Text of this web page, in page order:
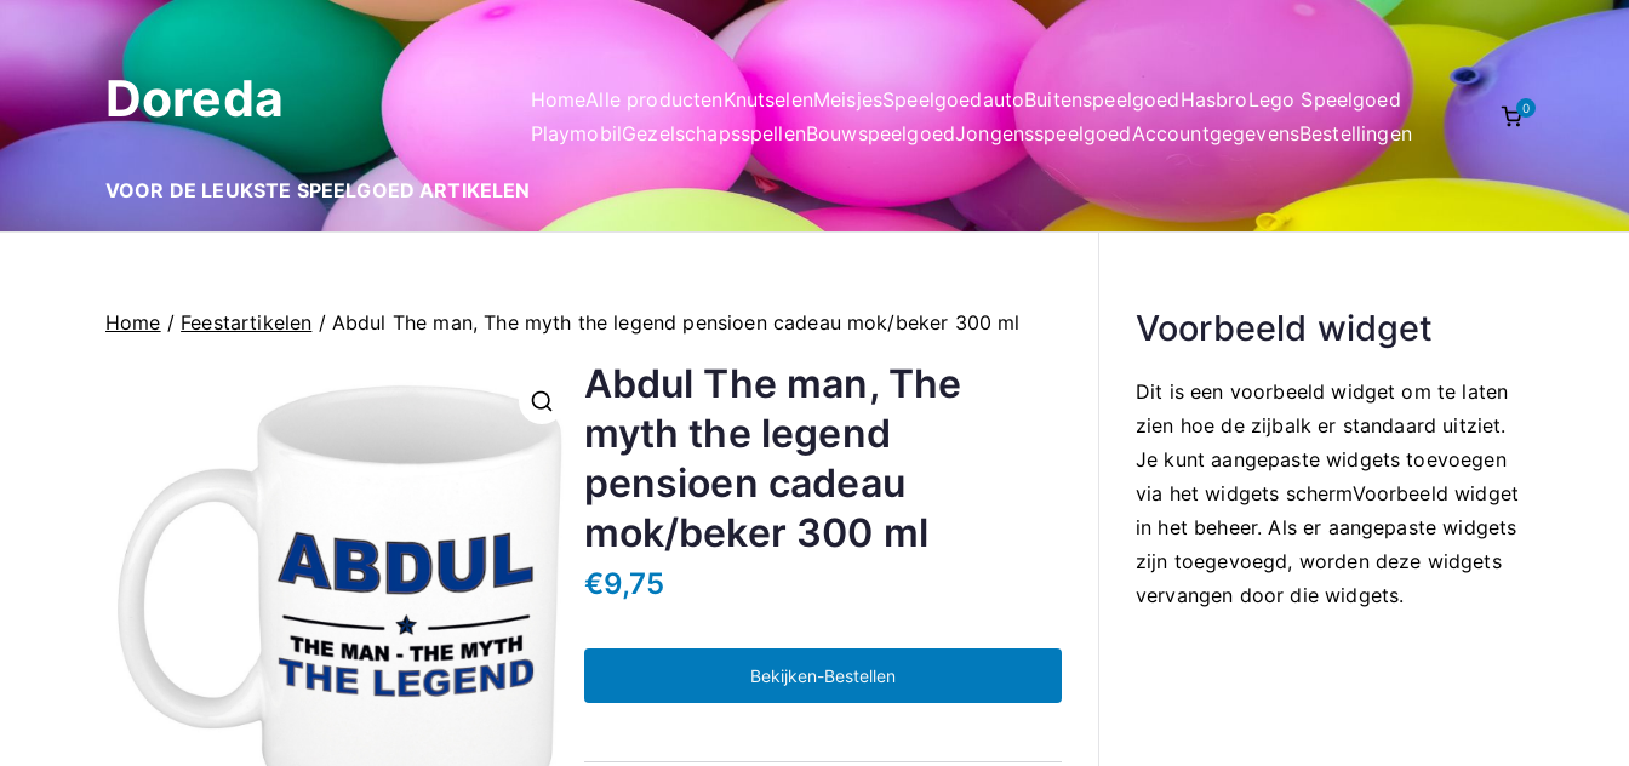
naar
de
inhoud
Doreda
VOOR DE LEUKSTE SPEELGOED ARTIKELEN
HomeAlle productenKnutselenMeisjesSpeelgoedautoBuitenspeelgoedHasbroLego Speelgoed
PlaymobilGezelschapsspellenBouwspeelgoedJongensspeelgoedAccountgegevensBestellingen
0
Home / Feestartikelen / Abdul The man, The myth the legend pensioen cadeau mok/beker 300 ml
🔍
Abdul The man, The
myth the legend
pensioen cadeau
mok/beker 300 ml
€9,75
Bekijken-Bestellen
Voorbeeld widget
Dit is een voorbeeld widget om te laten
zien hoe de zijbalk er standaard uitziet.
Je kunt aangepaste widgets toevoegen
via het widgets schermVoorbeeld widget
in het beheer. Als er aangepaste widgets
zijn toegevoegd, worden deze widgets
vervangen door die widgets.